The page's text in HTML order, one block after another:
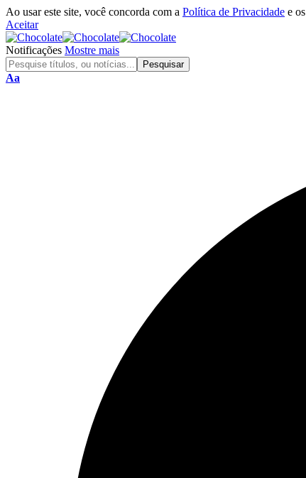
Ao usar este site, você concorda com a Política de Privacidade e os
Aceitar
Notificações Mostre mais
Aa